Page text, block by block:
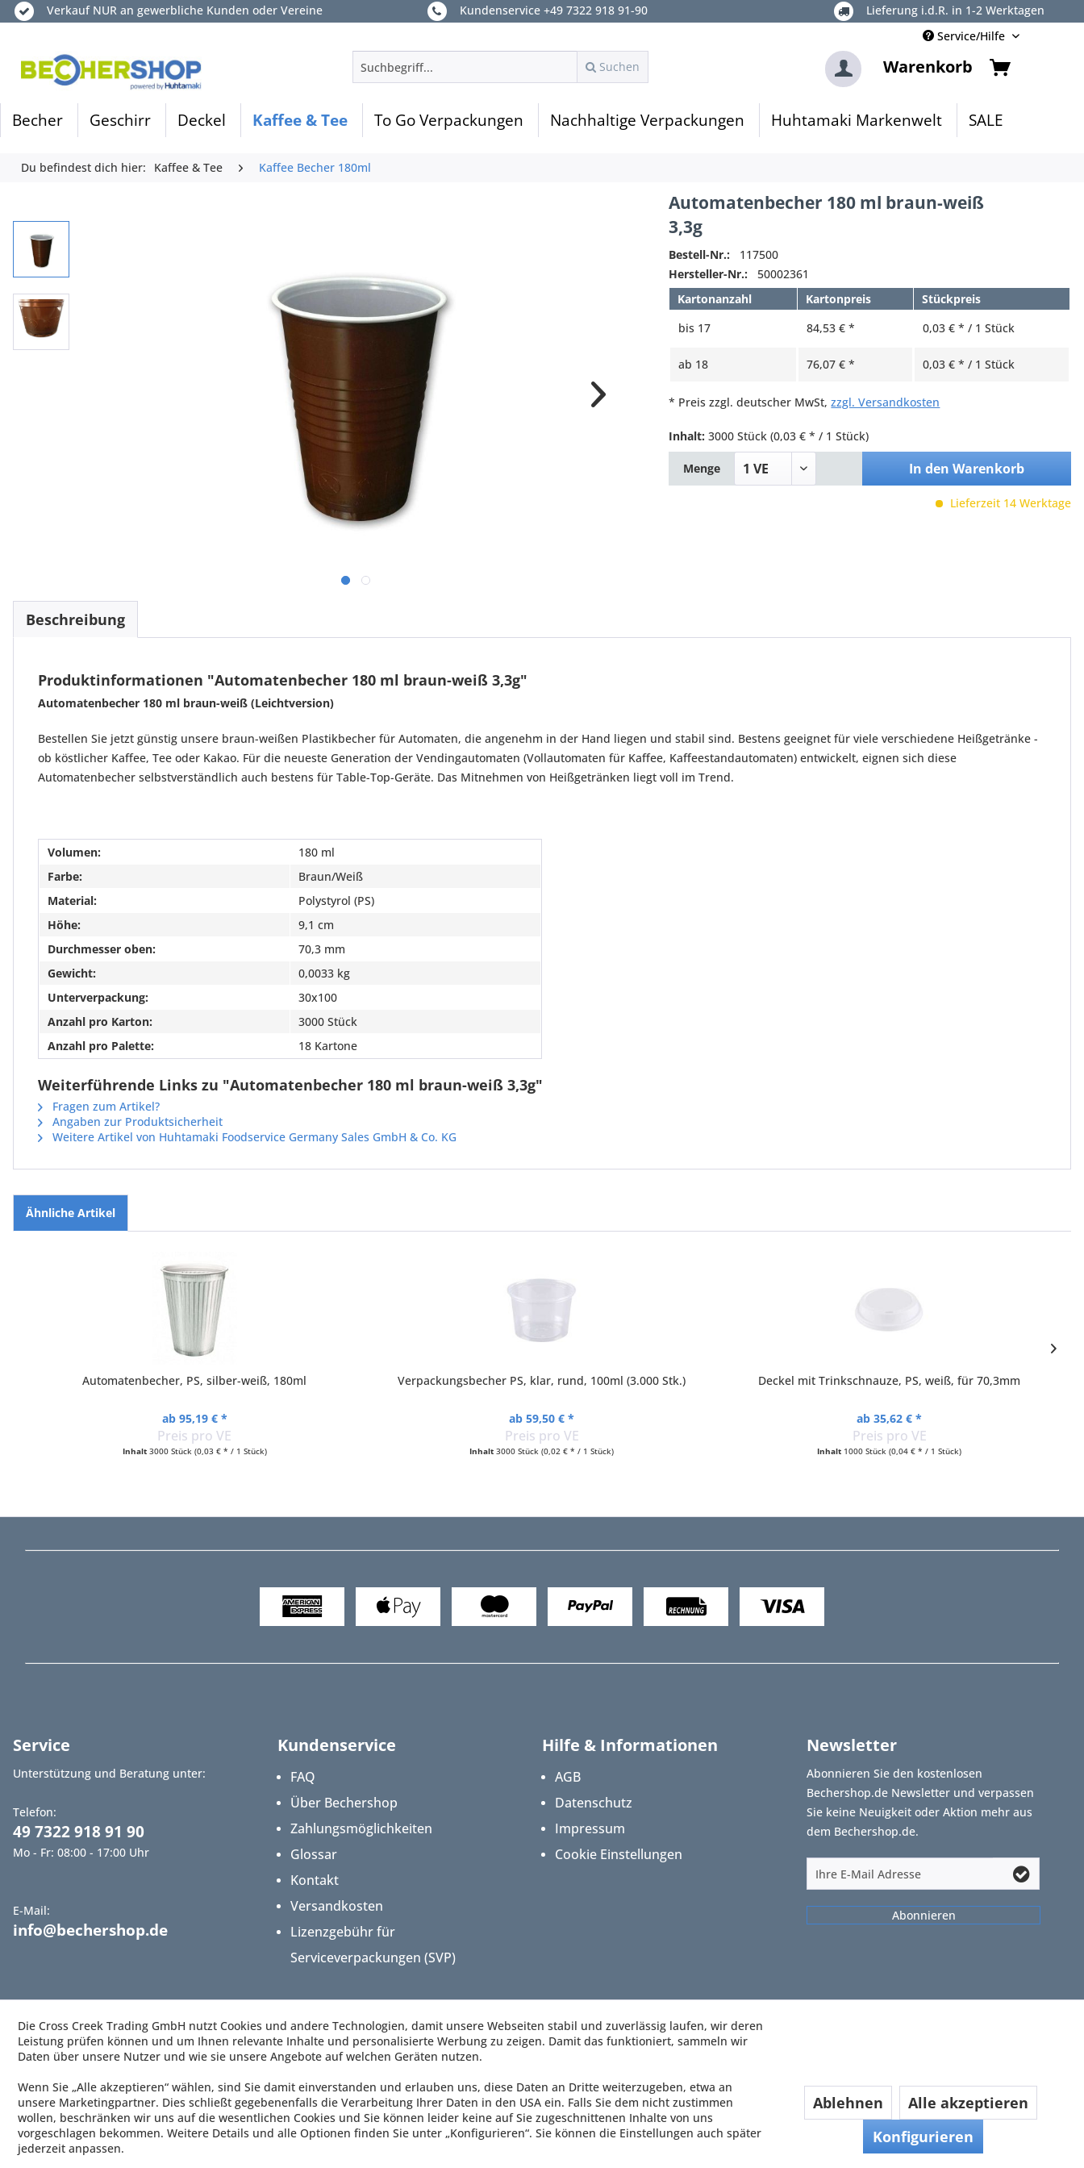
Verkauf NUR an gewerbliche Kunden oder Vereine Kundenservice +49 7322 918 91-90
Lieferung i.d.R. in 1-2 Werktagen
Service/Hilfe
Suchen
Warenkorb
Becher Geschirr Deckel Kaffee & Tee To Go Verpackungen Nachhaltige Verpackungen Huhtamaki Markenwelt SALE
Du befindest dich hier: Kaffee & Tee Kaffee Becher 180ml
Automatenbecher 180 ml braun-weiß
3,3g
Bestell-Nr.:
117500
Hersteller-Nr.:
50002361
Kartonanzahl
Kartonpreis
Stückpreis
bis 17 84,53 € * 0,03 € * / 1 Stück
ab 18 76,07 € * 0,03 € * / 1 Stück
* Preis zzgl. deutscher MwSt,zzgl. Versandkosten
Inhalt: 3000 Stück(0,03 € * / 1 Stück)
Menge In den Warenkorb
Lieferzeit 14 Werktage
Beschreibung
Produktinformationen "Automatenbecher 180 ml braun-weiß 3,3g"
Automatenbecher 180 ml braun-weiß (Leichtversion)
Bestellen Sie jetzt günstig unsere braun-weißen Plastikbecher für Automaten, die angenehm in der Hand liegen und stabil sind. Bestens geeignet für viele verschiedene Heißgetränke -
ob köstlicher Kaffee, Tee oder Kakao. Für die neueste Generation der Vendingautomaten (Vollautomaten für Kaffee, Kaffeestandautomaten) entwickelt, eignen sich diese
Automatenbecher selbstverständlich auch bestens für Table-Top-Geräte. Das Mitnehmen von Heißgetränken liegt voll im Trend.
Volumen:
180 ml
Farbe:
Braun/Weiß
Material:
Polystyrol (PS)
Höhe:
9,1 cm
Durchmesser oben:
70,3 mm
Gewicht:
0,0033 kg
Unterverpackung:
30x100
Anzahl pro Karton:
3000 Stück
Anzahl pro Palette:
18 Kartone
Weiterführende Links zu "Automatenbecher 180 ml braun-weiß 3,3g"
Fragen zum Artikel?
Angaben zur Produktsicherheit
Weitere Artikel von Huhtamaki Foodservice Germany Sales GmbH & Co. KG
Ähnliche Artikel
Automatenbecher, PS, silber-weiß, 180ml
ab 95,19 € *
Preis pro VE
Inhalt 3000 Stück (0,03 € * / 1 Stück)
Verpackungsbecher PS, klar, rund, 100ml (3.000 Stk.)
ab 59,50 € *
Preis pro VE
Inhalt3000 Stück(0,02 € * / 1 Stück)
Deckel mit Trinkschnauze, PS, weiß, für 70,3mm
ab 35,62 € *
Preis pro VE
Inhalt 1000 Stück(0,04 € * / 1 Stück)
Service
Unterstützung und Beratung unter:
Telefon:
49 7322 918 91 90
Mo - Fr: 08:00 - 17:00 Uhr
E-Mail:
info@bechershop.de
Kundenservice
FAQ
Über Bechershop
Zahlungsmöglichkeiten
Glossar
Kontakt
Versandkosten
Lizenzgebühr für
Serviceverpackungen (SVP)
Hilfe & Informationen
AGB
Datenschutz
Impressum
Cookie Einstellungen
Newsletter
Abonnieren Sie den kostenlosen
Bechershop.de Newsletter und verpassen
Sie keine Neuigkeit oder Aktion mehr aus
dem Bechershop.de.
Abonnieren
Die Cross Creek Trading GmbH nutzt Cookies und andere Technologien, damit unsere Webseiten stabil und zuverlässig laufen, wir deren
Leistung prüfen können und um Ihnen relevante Inhalte und personalisierte Werbung zu zeigen. Damit das funktioniert, sammeln wir
Daten über unsere Nutzer und wie sie unsere Angebote auf welchen Geräten nutzen.
Wenn Sie „Alle akzeptieren“ wählen, sind Sie damit einverstanden und erlauben uns, diese Daten an Dritte weiterzugeben, etwa an
unsere Marketingpartner. Dies schließt gegebenenfalls die Verarbeitung Ihrer Daten in den USA ein. Falls Sie dem nicht zustimmen
wollen, beschränken wir uns auf die wesentlichen Cookies und Sie können leider keine auf Sie zugeschnittenen Inhalte von uns
vorgeschlagen bekommen. Weitere Details und alle Optionen finden Sie unter „Konfigurieren“. Sie können die Einstellungen auch später
jederzeit anpassen.
Ablehnen
Alle akzeptieren
Konfigurieren